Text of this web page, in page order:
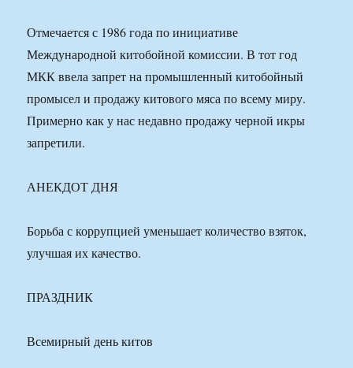
Отмечается с 1986 года по инициативе
Международной китобойной комиссии. В тот год
МКК ввела запрет на промышленный китобойный
промысел и продажу китового мяса по всему миру.
Примерно как у нас недавно продажу черной икры
запретили.
АНЕКДОТ ДНЯ
Борьба с коррупцией уменьшает количество взяток,
улучшая их качество.
ПРАЗДНИК
Всемирный день китов